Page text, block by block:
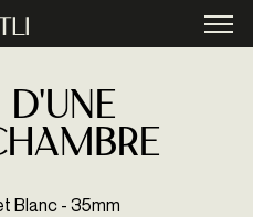
Blanc - 35mm